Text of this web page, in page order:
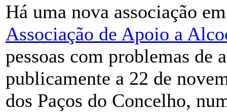
Há uma nova associação
Associação de Apoio a
pessoas com problemas de
publicamente a 22 de
dos Paços do Concelho,